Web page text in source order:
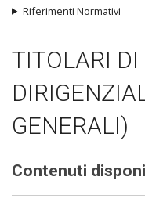
Riferimenti Normativi
TITOLARI
GENERALI)
Contenuti